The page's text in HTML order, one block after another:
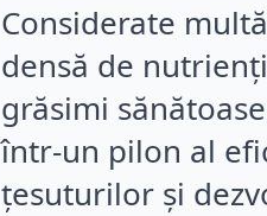
Considerate
densă de
grăsimi
într-un pilon al
țesuturilor și